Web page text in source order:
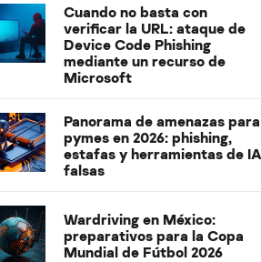
Cuando no basta con
verificar la URL: ataque de
Device Code Phishing
mediante un recurso de
Microsoft
Panorama de amenazas para
pymes en 2026: phishing,
estafas y herramientas de IA
falsas
Wardriving en México:
preparativos para la Copa
Mundial de Fútbol 2026